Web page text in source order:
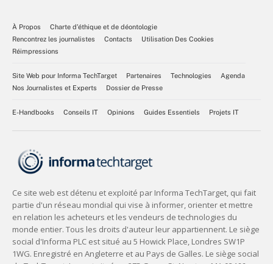
À Propos
Charte d’éthique et de déontologie
Rencontrez les journalistes
Contacts
Utilisation Des Cookies
Réimpressions
Site Web pour Informa TechTarget Partenaires Technologies
Agenda
Nos Journalistes et Experts
Dossier de Presse
E-Handbooks Conseils IT Opinions Guides Essentiels Projets IT